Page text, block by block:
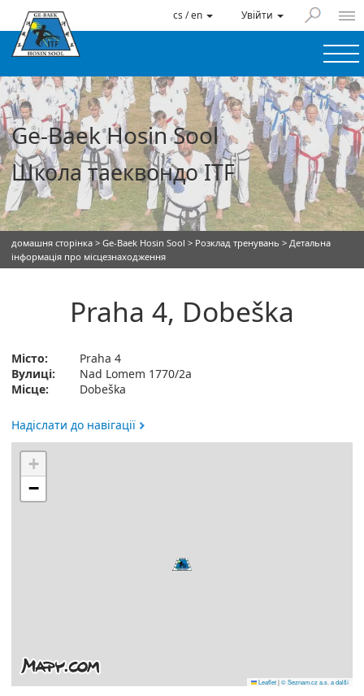
cs / en Увійти
Ge-Baek Hosin Sool
Школа таеквондо ITF
домашня сторінка > Ge-Baek Hosin Sool > Розклад тренувань > Детальна
інформація про місцезнаходження
Praha 4, Dobeška
Місто:
Praha 4
Вулиці:
Nad Lomem 1770/2a
Місце:
Dobeška
Надіслати до навігації
+
−
Leaflet|© Seznam.cz a.s. a další